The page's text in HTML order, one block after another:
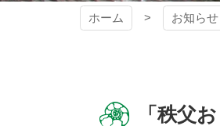
ホーム
お知らせ
「秩父